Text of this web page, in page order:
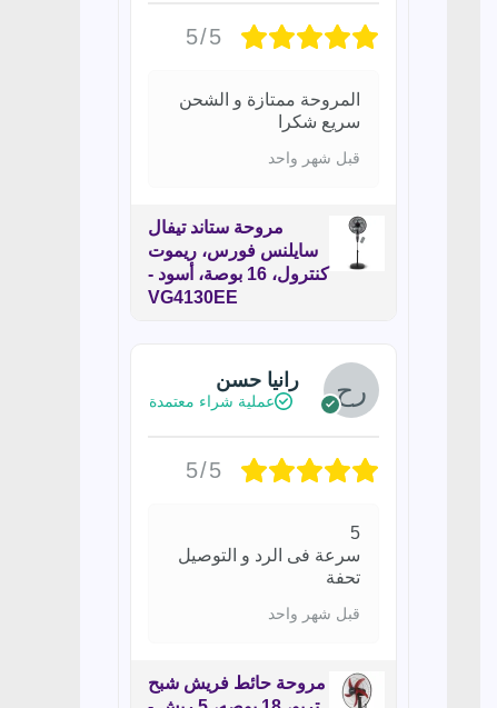
5/5
المروحة ممتازة و الشحن
سريع شكرا
قبل شهر واحد
مروحة ستاند تيفال
سايلنس فورس، ريموت
كنترول، 16 بوصة، أسود -
VG4130EE
رانيا حسن
عملية شراء معتمدة
5/5
5
سرعة فى الرد و التوصيل
تحفة
قبل شهر واحد
مروحة حائط فريش شبح